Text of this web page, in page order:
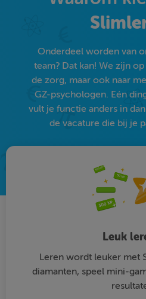
Onderdeel worden van
team? Dat kan! We zijn
de zorg, maar ook naar
GZ-psychologen. Eén
vult je functie anders in
de vacature die bij je
Leuk
Leren wordt leuker met
diamanten, speel mini-